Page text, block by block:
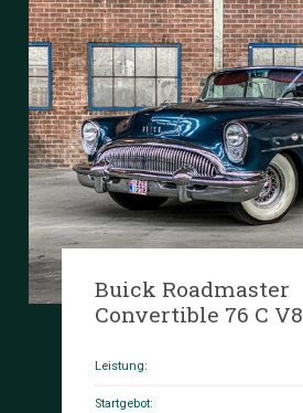
Buick Roadmaster
Convertible 76 C V8
Leistung:
Startgebot: